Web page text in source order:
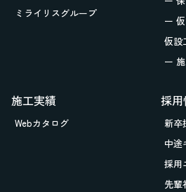
ミライリスグループ
ー
仮設
ー
施工実績
Webカタログ
採
新卒
中途
採用
先輩